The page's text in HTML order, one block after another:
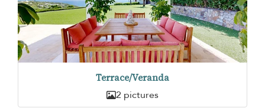
Terrace/Veranda
2 pictures